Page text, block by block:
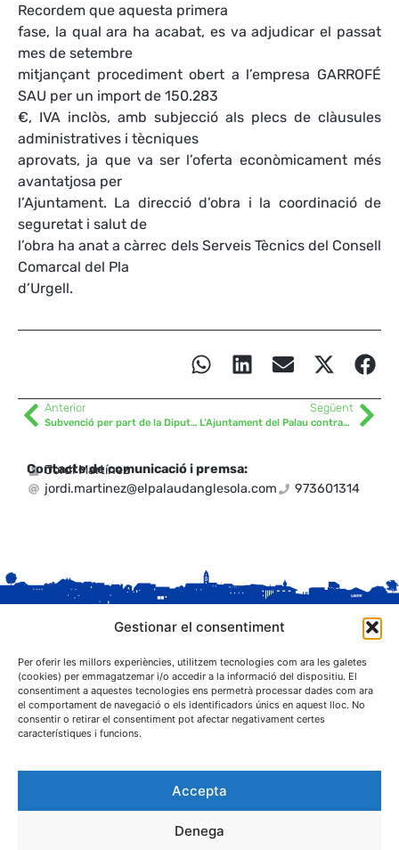
Gestionar el consentiment
Per oferir les millors experiències, utilitzem tecnologies com ara les galetes
(cookies) per emmagatzemar i/o accedir a la informació del dispositiu. El
consentiment a aquestes tecnologies ens permetrà processar dades com ara
el comportament de navegació o els identificadors únics en aquest lloc. No
consentir o retirar el consentiment pot afectar negativament certes
característiques i funcions.
Accepta
Denega
Recordem que aquesta primera
fase, la qual ara ha acabat, es va adjudicar el passat
mes de setembre
mitjançant procediment obert a l’empresa GARROFÉ
SAU per un import de 150.283
€, IVA inclòs, amb subjecció als plecs de clàusules
administratives i tècniques
aprovats, ja que va ser l’oferta econòmicament més
avantatjosa per
l’Ajuntament. La direcció d’obra i la coordinació de
seguretat i salut de
l’obra ha anat a càrrec dels Serveis Tècnics del Consell
Comarcal del Pla
d’Urgell.
Anterior
Subvenció per part de la Diputació de Lleida
Següent
L’Ajuntament del Palau contracta el manteniment dels desfibril·ladors
Contacte de comunicació i premsa:
Jordi Martínez
jordi.martinez@elpalaudanglesola.com
973601314
C. Sant Josep, 1
25243 El Palau d'Anglesola (Pla d'Urgell)